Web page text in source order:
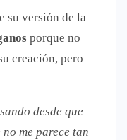
su versión de la
porque no
creación, pero
desde que
no me parece tan